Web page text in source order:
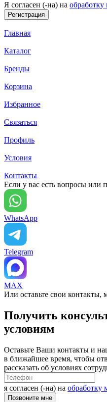
Я согласен (-на) на
Главная
Каталог
Бренды
Корзина
Избранное
Связаться
Профиль
Условия
Контакты
Если у вас есть вопросы или
WhatsApp
Telegram
MAX
Или оставьте свои контакты,
Получить
условиям
Оставьте Ваши контакты и
в ближайшее время, чтобы
рассказать об условиях
я согласен (-на) на обработку